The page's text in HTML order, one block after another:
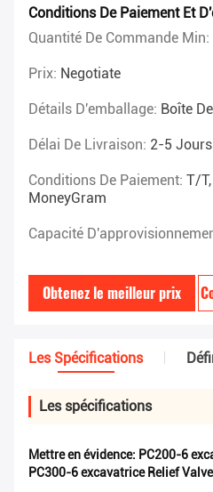
Conditions De Paiement Et
Quantité De Commande Min:
Prix: Negotiate
Détails D'emballage: Boîte
Délai De Livraison: 2-5
Conditions De Paiement: T/
MoneyGram
Capacité
Obtenez le meilleur prix
Les Spécifications
Les spécifications
Mettre en évidence: PC200-6
PC300-6 excavatrice Relief Valve